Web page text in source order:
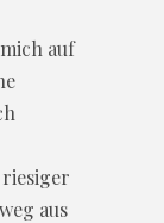
auf
riesiger
aus